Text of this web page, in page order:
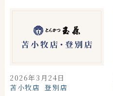
2026年3月24日
苫小牧店 登別店